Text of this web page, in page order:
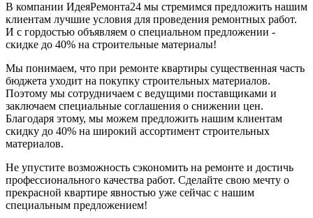
В компании ИдеяРемонта24 мы стремимся предложить нашим
клиентам лучшие условия для проведения ремонтных работ.
И с гордостью объявляем о специальном предложении -
скидке до 40% на строительные материалы!
Мы понимаем, что при ремонте квартиры существенная часть
бюджета уходит на покупку строительных материалов.
Поэтому мы сотрудничаем с ведущими поставщиками и
заключаем специальные соглашения о снижении цен.
Благодаря этому, мы можем предложить нашим клиентам
скидку до 40% на широкий ассортимент строительных
материалов.
Не упустите возможность сэкономить на ремонте и достичь
профессионального качества работ. Сделайте свою мечту о
прекрасной квартире явностью уже сейчас с нашим
специальным предложением!